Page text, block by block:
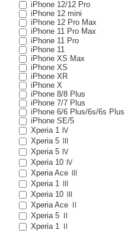
iPhone 12/12 Pro
iPhone 12 mini
iPhone 12 Pro Max
iPhone 11 Pro Max
iPhone 11 Pro
iPhone 11
iPhone XS Max
iPhone XS
iPhone XR
iPhone X
iPhone 8/8 Plus
iPhone 7/7 Plus
iPhone 6/6 Plus/6s/6s Plus
iPhone SE/5
Xperia 1 Ⅳ
Xperia 5 Ⅲ
Xperia 5 Ⅳ
Xperia 10 Ⅳ
Xperia Ace Ⅲ
Xperia 1 Ⅲ
Xperia 10 Ⅲ
Xperia Ace Ⅱ
Xperia 5 Ⅱ
Xperia 1 Ⅱ